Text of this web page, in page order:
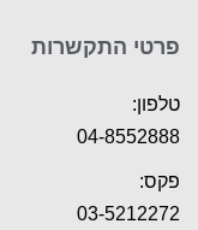
פרטי התקשרות
טלפון:
04-8552888
פקס:
03-5212272